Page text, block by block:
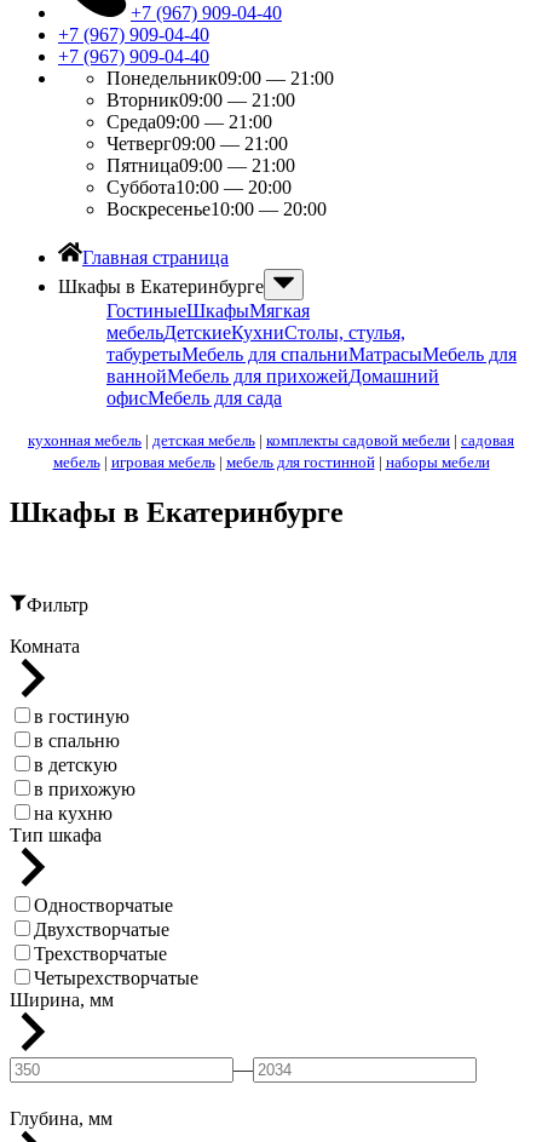
+7 (967) 909-04-40
+7 (967) 909-04-40
+7 (967) 909-04-40
Понедельник09:00 — 21:00
Вторник09:00 — 21:00
Среда09:00 — 21:00
Четверг09:00 — 21:00
Пятница09:00 — 21:00
Суббота10:00 — 20:00
Воскресенье10:00 — 20:00
Главная страница
Шкафы в Екатеринбурге
ГостиныеШкафыМягкая
мебельДетскиеКухниСтолы, стулья,
табуретыМебель для спальниМатрасыМебель для
ваннойМебель для прихожейДомашний
офисМебель для сада
кухонная мебель | детская мебель | комплекты садовой мебели | садовая
мебель| игровая мебель| мебель для гостинной| наборы мебели
Шкафы в Екатеринбурге
Фильтр
Комната
в гостиную
в спальню
в детскую
в прихожую
на кухню
Тип шкафа
Одностворчатые
Двухстворчатые
Трехстворчатые
Четырехстворчатые
Ширина, мм
—
Глубина, мм